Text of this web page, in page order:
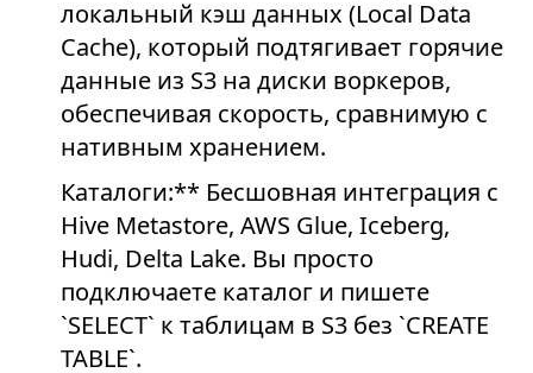
локальный кэш данных (Local Data
Cache), который подтягивает горячие
данные из S3 на диски воркеров,
обеспечивая скорость, сравнимую с
нативным хранением.
Каталоги:** Бесшовная интеграция с
Hive Metastore, AWS Glue, Iceberg,
Hudi, Delta Lake. Вы просто
подключаете каталог и пишете
`SELECT` к таблицам в S3 без `CREATE
TABLE`.